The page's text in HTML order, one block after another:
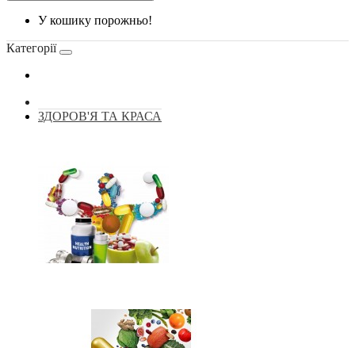
У кошику порожньо!
Категорії
ЗДОРОВ'Я ТА КРАСА